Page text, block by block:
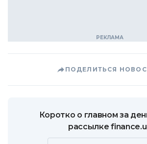
ПОДЕЛИТЬСЯ
Коротко о главном за
рассылке